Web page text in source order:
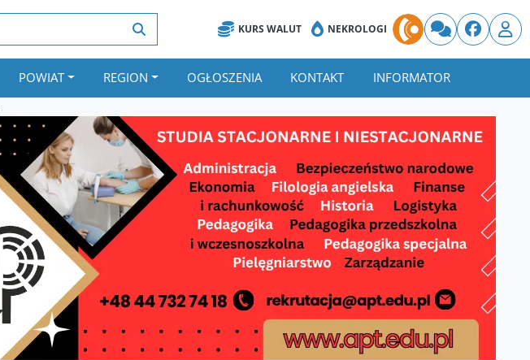
KURS WALUT NEKROLOGI
POWIAT REGION OGŁOSZENIA KONTAKT INFORMATOR